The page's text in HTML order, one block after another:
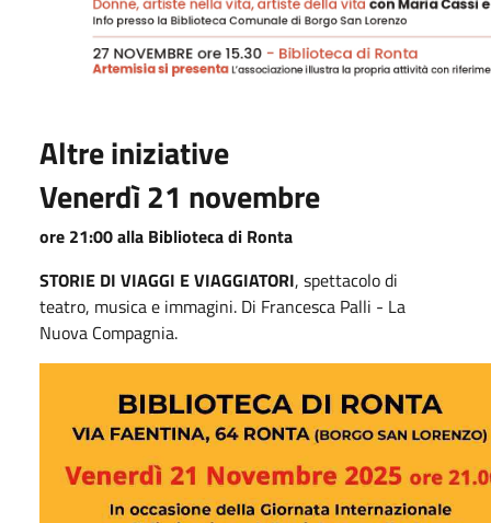
Altre iniziative
Venerdì 21 novembre
ore 21:00 alla Biblioteca di Ronta
STORIE DI VIAGGI E VIAGGIATORI, spettacolo di
teatro, musica e immagini. Di Francesca Palli - La
Nuova Compagnia.